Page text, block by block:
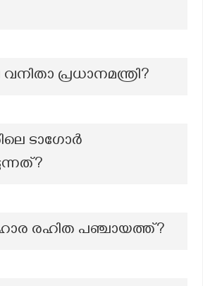
പ്രധാനമന്ത്രി?
ടാഗോര്‍
രഹിത പഞ്ചായത്ത്?